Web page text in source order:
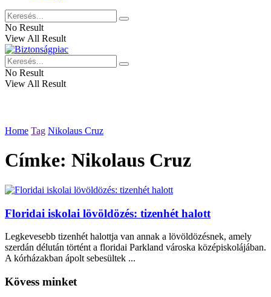
No Result
View All Result
No Result
View All Result
Home Tag Nikolaus Cruz
Címke: Nikolaus Cruz
Floridai iskolai lövöldözés: tizenhét halott
Legkevesebb tizenhét halottja van annak a lövöldözésnek, amely
szerdán délután történt a floridai Parkland városka középiskolájában.
A kórházakban ápolt sebesültek ...
Kövess minket